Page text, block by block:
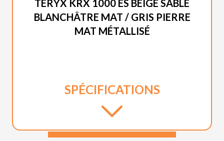
TERYX KRX 1000 ES BEIGE SABLE
BLANCHÂTRE MAT / GRIS PIERRE
MAT MÉTALLISÉ
SPÉCIFICATIONS